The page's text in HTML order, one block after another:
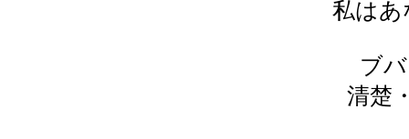
私はあ
ブ
清楚